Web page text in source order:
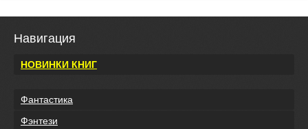
Навигация
НОВИНКИ КНИГ
Фантастика
Фэнтези